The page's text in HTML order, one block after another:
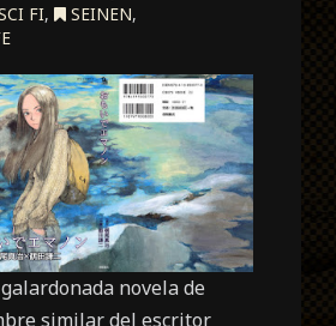
FI, SEINEN,
novela de
similar del escritor